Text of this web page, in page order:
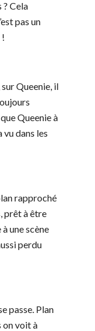
? Cela
pas un
Queenie, il
Queenie à
vu dans les
rapproché
prêt à être
une scène
perdu
passe. Plan
on voit à